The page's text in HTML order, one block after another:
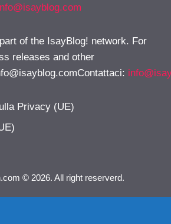
of the IsayBlog! network. For
releases and other
:
Privacy (UE)
© 2026. All right reserverd.